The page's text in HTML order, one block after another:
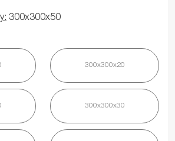
300х300х50
300х300х20
300х300х30